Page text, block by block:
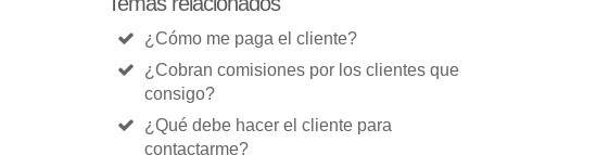
¿Cómo me paga el cliente?
¿Cobran comisiones por los clientes que
consigo?
¿Qué debe hacer el cliente para
contactarme?